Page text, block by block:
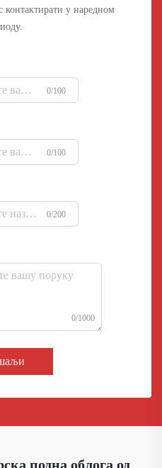
у наредном
0/100
0/100
0/200
0/1000
подна облога од